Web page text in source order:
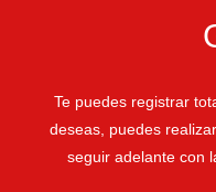
Te puedes registrar
deseas, puedes
seguir adelante con